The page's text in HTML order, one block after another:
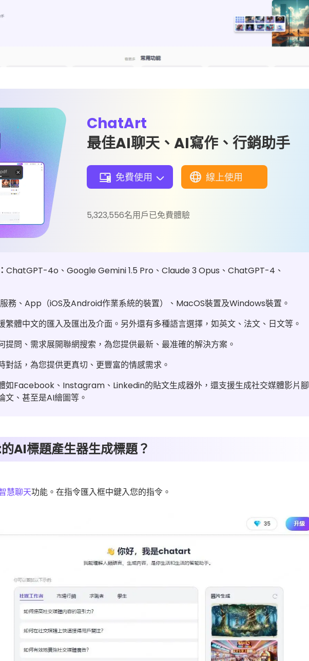
ChatArt
最佳AI聊天、AI寫作、行銷助手
免費使用 線上使用
5,323,556名用戶已免費體驗
ChatGPT-4o、Google Gemini 1.5 Pro、Claude 3 Opus、ChatGPT-4、
務、App（iOS及Android作業系統的裝置）、MacOS裝置及Windows裝置。
體中文的匯入及匯出及介面。另外還有多種語言選擇，如英文、法文、日文等。
提問、需求展開聯網搜索，為您提供最新、最准確的解決方案。
對話，為您提供更真切、更豐富的情感需求。
如Facebook、Instagram、Linkedin的貼文生成器外，還支援生成社交媒體影片腳
文、甚至是AI繪圖等。
AI標題產生器生成標題？
慧聊天功能。在指令匯入框中鍵入您的指令。